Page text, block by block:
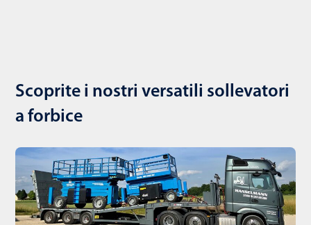
Scoprite i nostri versatili sollevatori
a forbice